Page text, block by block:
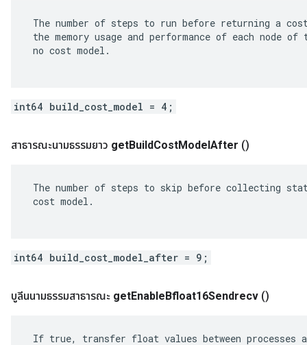
The number of steps to run before returning a
the memory usage and performance of each node of
no cost model.
int64 build_cost_model = 4;
สาธารณะนามธรรมยาว getBuildCostModelAfter ()
The number of steps to skip before collecting
cost model.
int64 build_cost_model_after = 9;
บูลีนนามธรรมสาธารณะ getEnableBfloat16Sendrecv ()
If true, transfer float values between processes